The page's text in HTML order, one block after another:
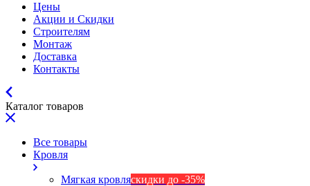
Цены
Акции и Скидки
Строителям
Монтаж
Доставка
Контакты
Каталог товаров
Все товары
Кровля
Мягкая кровляскидки до -35%